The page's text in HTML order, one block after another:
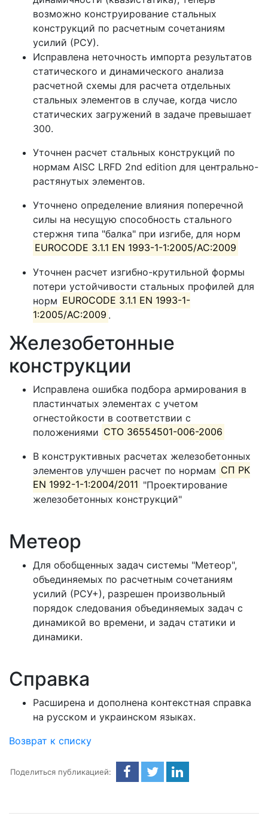
возможно конструирование стальных
конструкций по расчетным сочетаниям
усилий (РСУ).
Исправлена неточность импорта результатов
статического и динамического анализа
расчетной схемы для расчета отдельных
стальных элементов в случае, когда число
статических загружений в задаче превышает
300.
Уточнен расчет стальных конструкций по
нормам AISC LRFD 2nd edition для центрально-
растянутых элементов.
Уточнено определение влияния поперечной
силы на несущую способность стального
стержня типа "балка" при изгибе, для норм
EUROCODE 3.1.1 EN 1993-1-1:2005/AC:2009
Уточнен расчет изгибно-крутильной формы
потери устойчивости стальных профилей для
норм EUROCODE 3.1.1 EN 1993-1-
1:2005/AC:2009 .
Железобетонные
конструкции
Исправлена ошибка подбора армирования в
пластинчатых элементах с учетом
огнестойкости в соответствии с
положениями СТО 36554501-006-2006
В конструктивных расчетах железобетонных
элементов улучшен расчет по нормам СП РК
EN 1992-1-1:2004/2011 "Проектирование
железобетонных конструкций"
Метеор
Для обобщенных задач системы "Метеор",
объединяемых по расчетным сочетаниям
усилий (РСУ+), разрешен произвольный
порядок следования объединяемых задач с
динамикой во времени, и задач статики и
динамики.
Справка
Расширена и дополнена контекстная справка
на русском и украинском языках.
Возврат к списку
Поделиться публикацией: